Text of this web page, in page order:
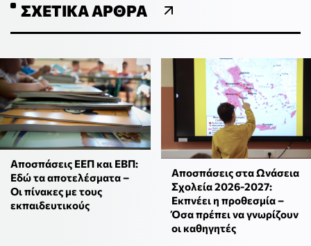
ΣΧΕΤΙΚΆ ΆΡΘΡΑ
Αποσπάσεις ΕΕΠ και ΕΒΠ:
Εδώ τα αποτελέσματα –
Οι πίνακες με τους
εκπαιδευτικούς
Αποσπάσεις στα Ωνάσεια
Σχολεία 2026-2027:
Εκπνέει η προθεσμία –
Όσα πρέπει να γνωρίζουν
οι καθηγητές